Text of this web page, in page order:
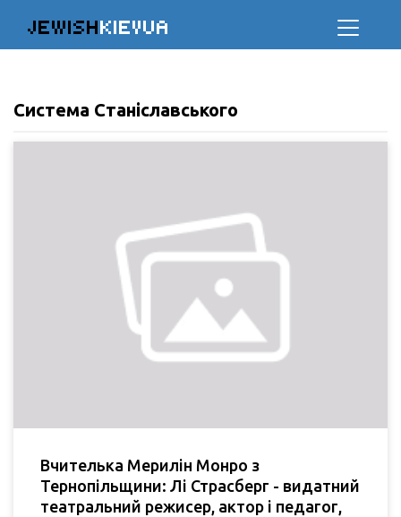
JEWISHKIEVUA
Система Станіславського
Вчителька Мерилін Монро з
Тернопільщини: Лі Страсберг - видатний
театральний режисер, актор і педагог,